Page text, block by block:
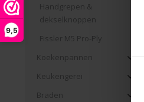
9,5
Handgrepen &
dekselknoppen
Fissler M5 Pro-Ply
Koekenpannen
Keukengerei
Braden